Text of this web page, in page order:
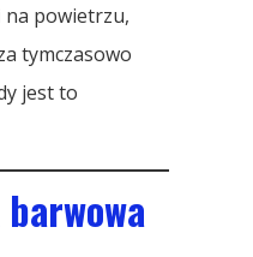
na powietrzu,
tymczasowo
jest to